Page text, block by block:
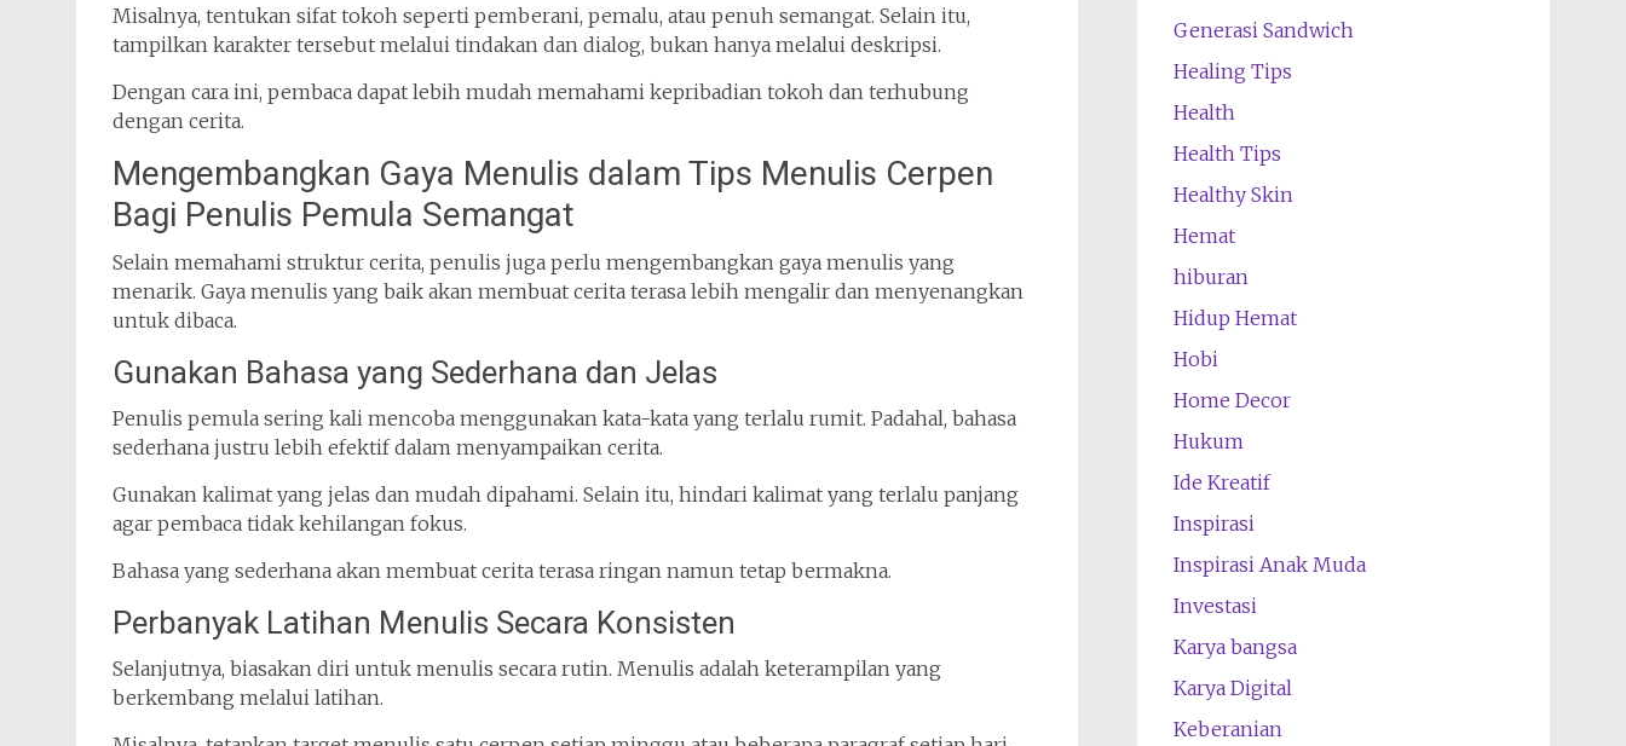
Misalnya, tentukan sifat tokoh seperti pemberani, pemalu, atau penuh semangat. Selain itu,
tampilkan karakter tersebut melalui tindakan dan dialog, bukan hanya melalui deskripsi.
Dengan cara ini, pembaca dapat lebih mudah memahami kepribadian tokoh dan terhubung
dengan cerita.
Mengembangkan Gaya Menulis dalam Tips Menulis Cerpen
Bagi Penulis Pemula Semangat
Selain memahami struktur cerita, penulis juga perlu mengembangkan gaya menulis yang
menarik. Gaya menulis yang baik akan membuat cerita terasa lebih mengalir dan menyenangkan
untuk dibaca.
Gunakan Bahasa yang Sederhana dan Jelas
Penulis pemula sering kali mencoba menggunakan kata-kata yang terlalu rumit. Padahal, bahasa
sederhana justru lebih efektif dalam menyampaikan cerita.
Gunakan kalimat yang jelas dan mudah dipahami. Selain itu, hindari kalimat yang terlalu panjang
agar pembaca tidak kehilangan fokus.
Bahasa yang sederhana akan membuat cerita terasa ringan namun tetap bermakna.
Perbanyak Latihan Menulis Secara Konsisten
Selanjutnya, biasakan diri untuk menulis secara rutin. Menulis adalah keterampilan yang
berkembang melalui latihan.
Generasi Sandwich
Healing Tips
Health
Health Tips
Healthy Skin
Hemat
hiburan
Hidup Hemat
Hobi
Home Decor
Hukum
Ide Kreatif
Inspirasi
Inspirasi Anak Muda
Investasi
Karya bangsa
Karya Digital
Keberanian